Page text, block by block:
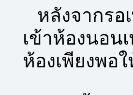
หลังจากรอ
เข้าห้องนอน
ห้องเพียงพอ